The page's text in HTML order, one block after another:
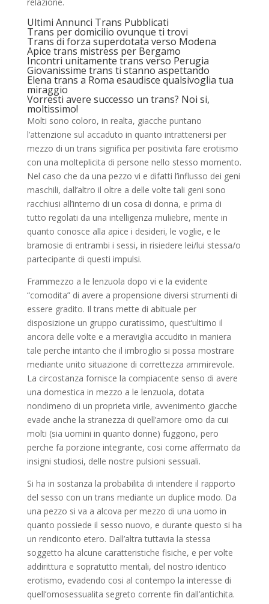
Ultimi Annunci Trans Pubblicati
Trans per domicilio ovunque ti trovi
Trans di forza superdotata verso Modena
Apice trans mistress per Bergamo
Incontri unitamente trans verso Perugia
Giovanissime trans ti stanno aspettando
Elena trans a Roma esaudisce qualsivoglia tua
miraggio
Vorresti avere successo un trans? Noi si,
moltissimo!
Molti sono coloro, in realta, giacche puntano
l’attenzione sul accaduto in quanto intrattenersi per
mezzo di un trans significa per positivita fare erotismo
con una molteplicita di persone nello stesso momento.
Nel caso che da una pezzo vi e difatti l’influsso dei geni
maschili, dall’altro il oltre a delle volte tali geni sono
racchiusi all’interno di un cosa di donna, e prima di
tutto regolati da una intelligenza muliebre, mente in
quanto conosce alla apice i desideri, le voglie, e le
bramosie di entrambi i sessi, in risiedere lei/lui stessa/o
partecipante di questi impulsi.
Frammezzo a le lenzuola dopo vi e la evidente
“comodita” di avere a propensione diversi strumenti di
essere gradito. Il trans mette di abituale per
disposizione un gruppo curatissimo, quest’ultimo il
ancora delle volte e a meraviglia accudito in maniera
tale perche intanto che il imbroglio si possa mostrare
mediante unito situazione di correttezza ammirevole.
La circostanza fornisce la compiacente senso di avere
una domestica in mezzo a le lenzuola, dotata
nondimeno di un proprieta virile, avvenimento giacche
evade anche la stranezza di quell’amore omo da cui
molti (sia uomini in quanto donne) fuggono, pero
perche fa porzione integrante, cosi come affermato da
insigni studiosi, delle nostre pulsioni sessuali.
Si ha in sostanza la probabilita di intendere il rapporto
del sesso con un trans mediante un duplice modo. Da
una pezzo si va a alcova per mezzo di una uomo in
quanto possiede il sesso nuovo, e durante questo si ha
un rendiconto etero. Dall’altra tuttavia la stessa
soggetto ha alcune caratteristiche fisiche, e per volte
addirittura e sopratutto mentali, del nostro identico
erotismo, evadendo cosi al contempo la interesse di
quell’omosessualita segreto corrente fin dall’antichita.